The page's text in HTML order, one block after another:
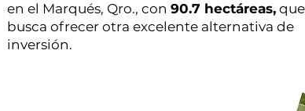
en el Marqués, Qro., con 90.7 hectáreas, que
busca ofrecer otra excelente alternativa de
inversión.